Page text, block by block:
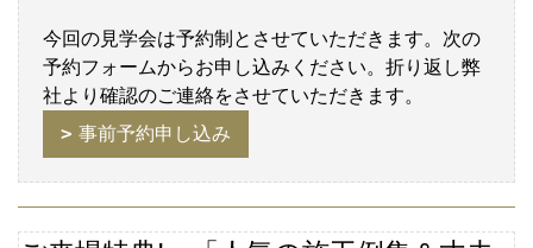
今回の見学会は予約制とさせていただきます。次の
予約フォームからお申し込みください。折り返し弊
社より確認のご連絡をさせていただきます。
事前予約申し込み